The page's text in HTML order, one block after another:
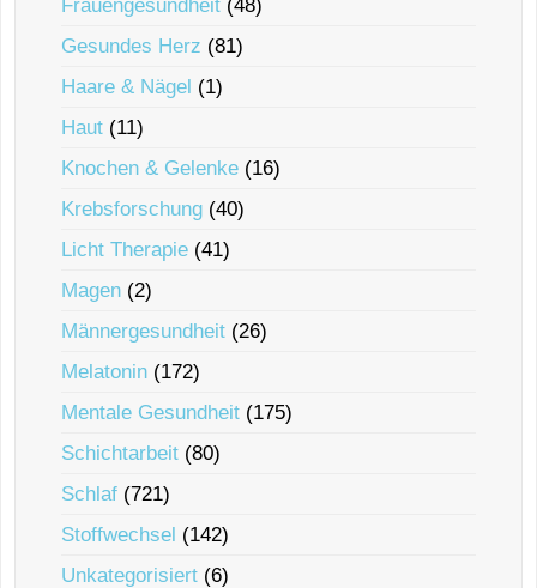
Frauengesundheit (48)
Gesundes Herz (81)
Haare & Nägel (1)
Haut (11)
Knochen & Gelenke (16)
Krebsforschung (40)
Licht Therapie (41)
Magen (2)
Männergesundheit (26)
Melatonin (172)
Mentale Gesundheit (175)
Schichtarbeit (80)
Schlaf (721)
Stoffwechsel (142)
Unkategorisiert (6)